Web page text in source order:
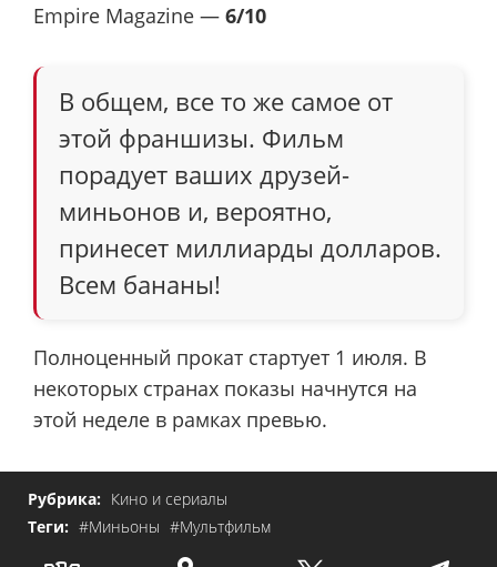
Empire Magazine — 6/10
В общем, все то же самое от
этой франшизы. Фильм
порадует ваших друзей-
миньонов и, вероятно,
принесет миллиарды долларов.
Всем бананы!
Полноценный прокат стартует 1 июля. В
некоторых странах показы начнутся на
этой неделе в рамках превью.
Рубрика: Кино и сериалы
Теги: #Миньоны #Мультфильм